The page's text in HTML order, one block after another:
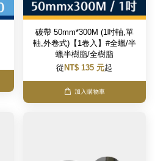
碳帶 50mm*300M (1吋軸,單
軸,外卷式)【1卷入】#全蠟/半
蠟半樹脂/全樹脂
從 NT$ 135 元起
加入購物車